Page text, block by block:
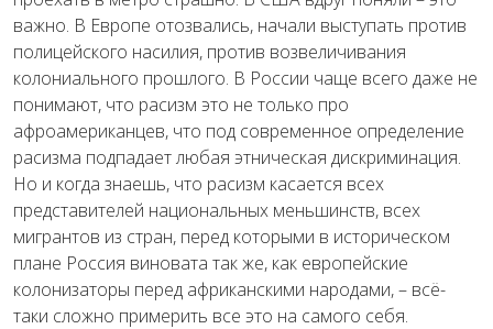
важно. В Европе отозвались, начали выступать против
полицейского насилия, против возвеличивания
колониального прошлого. В России чаще всего даже не
понимают, что расизм это не только про
афроамериканцев, что под современное определение
расизма подпадает любая этническая дискриминация.
Но и когда знаешь, что расизм касается всех
представителей национальных меньшинств, всех
мигрантов из стран, перед которыми в историческом
плане Россия виновата так же, как европейские
колонизаторы перед африканскими народами, – всё-
таки сложно примерить все это на самого себя.